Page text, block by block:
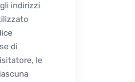
indirizzi
di
le